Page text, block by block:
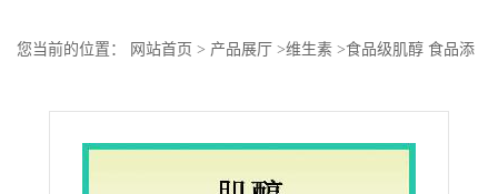
您当前的位置： 网站首页 > 产品展厅 >维生素 >食品级肌醇 食品添